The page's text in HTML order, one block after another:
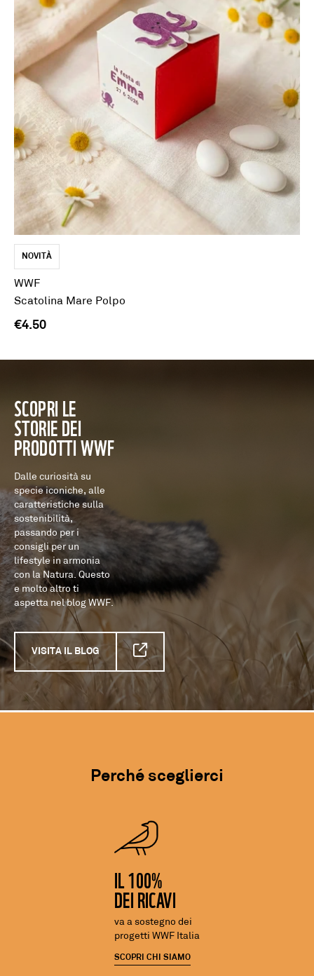
NOVITÀ
WWF
Scatolina Mare Polpo
€4.50
SCOPRI LE
STORIE DEI
PRODOTTI WWF
Dalle curiosità su
specie iconiche, alle
caratteristiche sulla
sostenibilità,
passando per i
consigli per un
lifestyle in armonia
con la Natura. Questo
e molto altro ti
aspetta nel blog WWF.
VISITA IL BLOG
Perché sceglierci
IL 100%
DEI RICAVI
va a sostegno dei
progetti WWF Italia
SCOPRI CHI SIAMO